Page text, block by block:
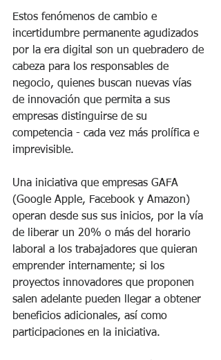
Estos fenómenos de cambio e
incertidumbre permanente agudizados
por la era digital son un quebradero de
cabeza para los responsables de
negocio, quienes buscan nuevas vías
de innovación que permita a sus
empresas distinguirse de su
competencia - cada vez más prolífica e
imprevisible.
Una iniciativa que empresas GAFA
(Google Apple, Facebook y Amazon)
operan desde sus sus inicios, por la vía
de liberar un 20% o más del horario
laboral a los trabajadores que quieran
emprender internamente; si los
proyectos innovadores que proponen
salen adelante pueden llegar a obtener
beneficios adicionales, así como
participaciones en la iniciativa.